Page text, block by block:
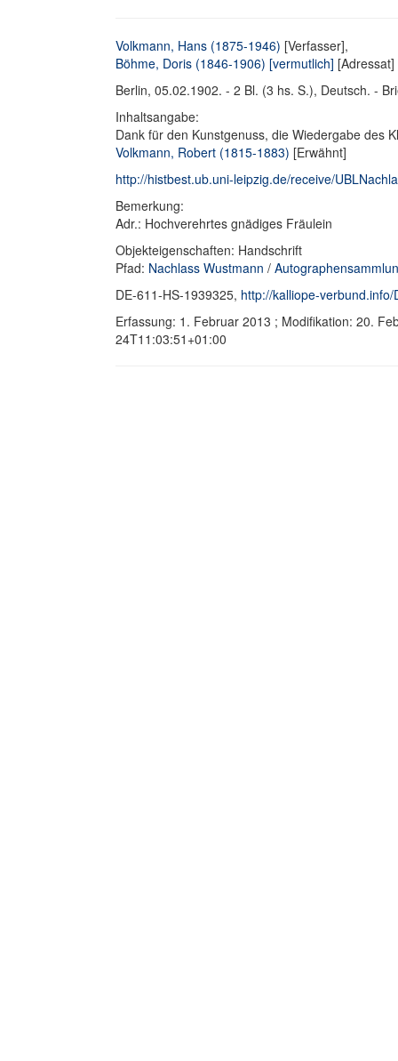
Volkmann, Hans (1875-1946) [Verfasser],
Böhme, Doris (1846-1906) [vermutlich] [Adressat]
Berlin, 05.02.1902. - 2 Bl. (3 hs. S.), Deutsch. -
Inhaltsangabe:
Dank für den Kunstgenuss, die Wiedergabe des
Volkmann, Robert (1815-1883) [Erwähnt]
http://histbest.ub.uni-leipzig.de/receive/
Bemerkung:
Adr.: Hochverehrtes gnädiges Fräulein
Objekteigenschaften: Handschrift
Pfad: Nachlass Wustmann /
DE-611-HS-1939325, http://kalliope-
Erfassung: 1. Februar 2013 ; Modifikation: 20.
24T11:03:51+01:00